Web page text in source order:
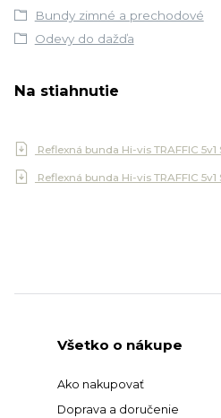
Bundy zimné a prechodové
Odevy do dažďa
Na stiahnutie
Reflexná bunda Hi-vis TRAFFIC
Reflexná bunda Hi-vis TRAFFIC
Všetko o nákupe
Ako nakupovať
Doprava a doručenie